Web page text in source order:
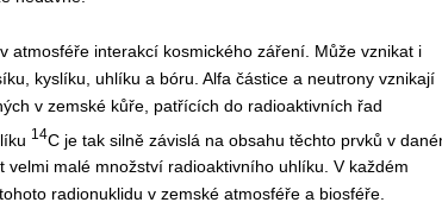
interakcí kosmického záření. Může vznikat i
kyslíku, uhlíku a bóru. Alfa částice a neutrony vznikají
v zemské kůře, patřících do radioaktivních řad
14C je tak silně závislá na obsahu těchto prvků v
malé množství radioaktivního uhlíku. V každém
radionuklidu v zemské atmosféře a biosféře.